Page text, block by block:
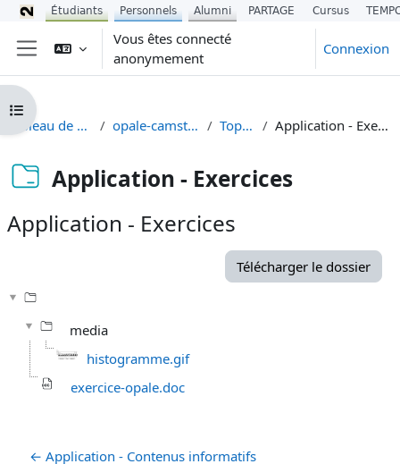
Passer au contenu principal
Panneau latéral
Vous êtes connecté
anonymement
Connexion
Ouvrir l’index du cours
Tableau de bord
opale-camstudio Topic 1 Application - Exercices
Application - Exercices
Application - Exercices
Télécharger le dossier
media
histogramme.gif
exercice-opale.doc
← Application - Contenus informatifs
Étudiants Personnels Alumni PARTAGE Cursus